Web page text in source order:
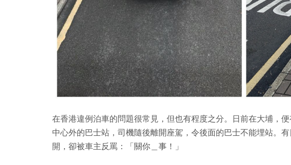
在香港違例泊車的問題很常見，但也有程度之分。日前在大埔，
中心外的巴士站，司機隨後離開座駕，令後面的巴士不能埋站。
開，卻被車主反罵：「關你＿事！」